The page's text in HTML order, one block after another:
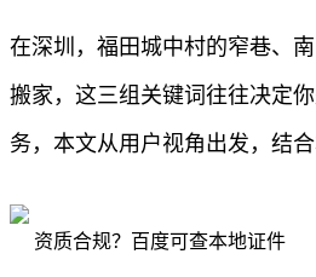
在深圳，福田城中村的窄巷、
搬家，这三组关键词往往决定
务，本文从用户视角出发，结
资质合规？百度可查本地证件